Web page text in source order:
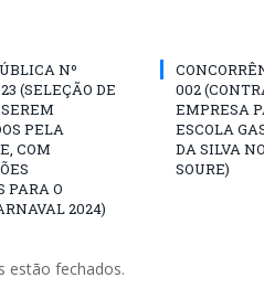
Nº
(SELEÇÃO DE
PELA
COM
PARA O
2024)
002
EMPRESA
ESCOLA
DA SILVA
SOURE)
estão fechados.